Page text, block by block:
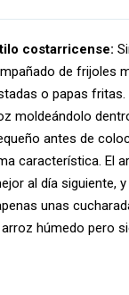
costarricense:
de frijoles
o papas
moldeándolo
antes de
característica. El
al día siguiente,
unas
húmedo pero